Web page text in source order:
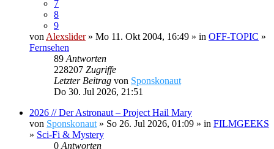
7
8
9
von Alexslider» Mo 11. Okt 2004, 16:49 » in OFF-TOPIC »
Fernsehen
89 Antworten
228207 Zugriffe
Letzter Beitrag von Sponskonaut
Do 30. Jul 2026, 21:51
2026 // Der Astronaut – Project Hail Mary
von Sponskonaut » So 26. Jul 2026, 01:09 » in FILMGEEKS
» Sci-Fi & Mystery
0 Antworten